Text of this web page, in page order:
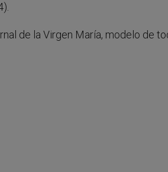
de la Virgen María, modelo de